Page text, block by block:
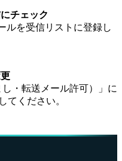
チェック
ルを受信リストに登録し
・転送メール許可）」に
てください。